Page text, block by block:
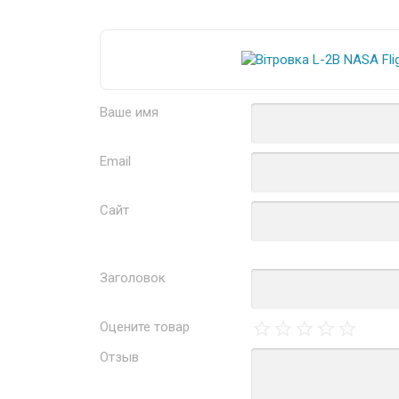
Ваше имя
Email
Сайт
Заголовок
Оцените товар
Отзыв